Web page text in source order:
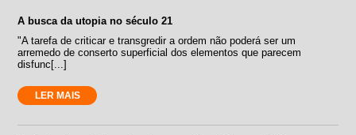
A busca da utopia no século 21
"A tarefa de criticar e transgredir a ordem não poderá ser um
arremedo de conserto superficial dos elementos que parecem
disfunc[...]
LER MAIS